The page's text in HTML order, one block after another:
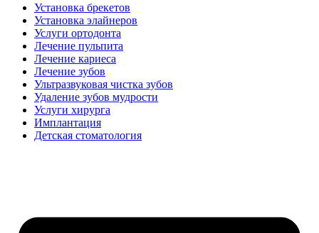
Установка брекетов
Установка элайнеров
Услуги ортодонта
Лечение пульпита
Лечение кариеса
Лечение зубов
Ультразвуковая чистка зубов
Удаление зубов мудрости
Услуги хирурга
Имплантация
Детская стоматология